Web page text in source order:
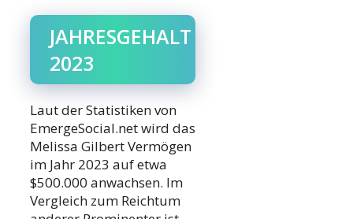
JAHRESGEHALT
2023
Laut der Statistiken von
EmergeSocial.net wird das
Melissa Gilbert Vermögen
im Jahr 2023 auf etwa
$500.000 anwachsen. Im
Vergleich zum Reichtum